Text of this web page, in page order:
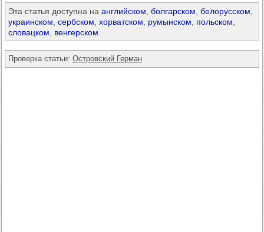
Эта статья доступна на английском, болгарском, белорусском,
украинском, сербском, хорватском, румынском, польском,
словацком, венгерском
Проверка статьи: Островский Герман